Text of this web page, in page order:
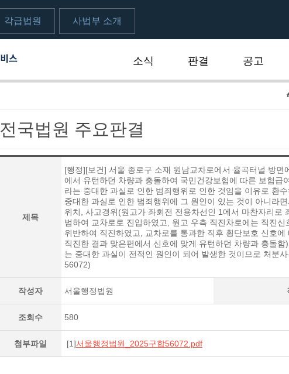
각급법원 사법부 소개
소식 판결 공고
전국법원 주요판결
제목
[행정][보건] 서울 종로구 소재 원남교차로에서 율곡터널 방
에서 유턴하던 차량과 충돌하여 국민건강보험에 따른 보험
라는 중대한 과실로 인한 범죄행위로 인한 것임을 이유로 환
중대한 과실로 인한 범죄행위에 그 원인이 있는 것이 아니라
위치, 사고경위(원고가 좌회전 전용차선인 1에서 마찬자리로
범하여 교차로로 진입하였고, 원고 우측 직진차로에는 직진
위반하여 직진하였고, 교차로를 통과한 직후 횡단보호 신호
직진한 결과 맞은편에서 신호에 맞게 유턴하던 차량과 충돌
는 중대한 과실이 전적인 원인이 되어 발생한 것이므로 처분
56072)
작성자 서울행정법원
조회수 580
첨부파일 [1]서울행정법원_2025구합56072.pdf